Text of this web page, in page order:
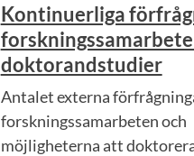
Kontinuerliga
doktorandstudier
Antalet externa
forskningssamarbeten och
möjligheterna att